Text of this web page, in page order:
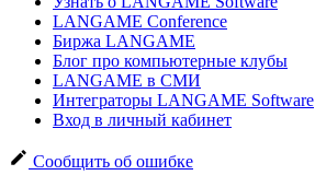
LANGAME Conference
Биржа LANGAME
Блог про компьютерные клубы
LANGAME в СМИ
Интеграторы LANGAME Software
Вход в личный кабинет
Сообщить об ошибке